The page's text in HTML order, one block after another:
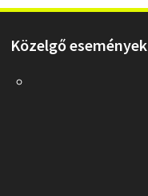
Közelgő események